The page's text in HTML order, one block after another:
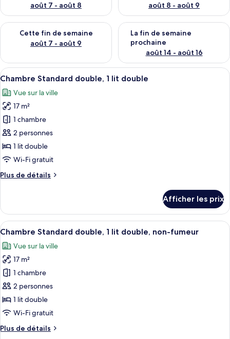
août 7 - août 8
août 8 - août 9
Cette fin de semaine
août 7 - août 9
Vérifier la disponibilité pour cette fin de semaine août 7 -
La fin de semaine
prochaine
août 14 - août 16
Vérifier la disponibilité pour
Afficher
toutes
les
photos
pour
ce
type
de
chambre :
Chambre
1
lit
double
Une chambre d’hôtel avec un lit,
11
Chambre Standard double, 1 lit double
Vue sur la ville
17 m²
1 chambre
2 personnes
1 lit double
Wi-Fi gratuit
Plus de détails
Plus
Chambre
Standard
double,
lit
double
Afficher les prix
Afficher
toutes
les
photos
pour
ce
type
de
chambre :
Chambre
Une chambre d’hôtel avec un lit,
10
Chambre Standard double, 1 lit double, non-fumeur
Vue sur la ville
17 m²
1 chambre
2 personnes
1 lit double
Wi-Fi gratuit
Plus de détails
Plus